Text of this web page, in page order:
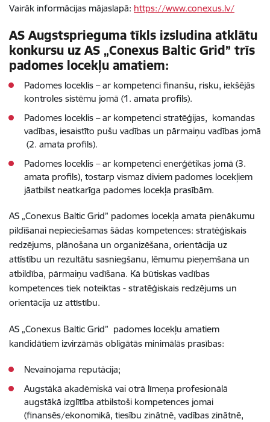
Vairāk informācijas mājaslapā: https://www.conexus.lv/
AS Augstsprieguma tīkls izsludina atklātu
konkursu uz AS „Conexus Baltic Grid” trīs
padomes locekļu amatiem:
Padomes loceklis – ar kompetenci finanšu, risku, iekšējās
kontroles sistēmu jomā (1. amata profils).
Padomes loceklis – ar kompetenci stratēģijas, komandas
vadības, iesaistīto pušu vadības un pārmaiņu vadības jomā
(2. amata profils).
Padomes loceklis – ar kompetenci enerģētikas jomā (3.
amata profils), tostarp vismaz diviem padomes locekļiem
jāatbilst neatkarīga padomes locekļa prasībām.
AS „Conexus Baltic Grid” padomes locekļa amata pienākumu
pildīšanai nepieciešamas šādas kompetences: stratēģiskais
redzējums, plānošana un organizēšana, orientācija uz
attīstību un rezultātu sasniegšanu, lēmumu pieņemšana un
atbildība, pārmaiņu vadīšana. Kā būtiskas vadības
kompetences tiek noteiktas - stratēģiskais redzējums un
orientācija uz attīstību.
AS „Conexus Baltic Grid” padomes locekļu amatiem
kandidātiem izvirzāmās obligātās minimālās prasības:
Nevainojama reputācija;
Augstākā akadēmiskā vai otrā līmeņa profesionālā
augstākā izglītība atbilstoši kompetences jomai
(finansēs/ekonomikā, tiesību zinātnē, vadības zinātnē,